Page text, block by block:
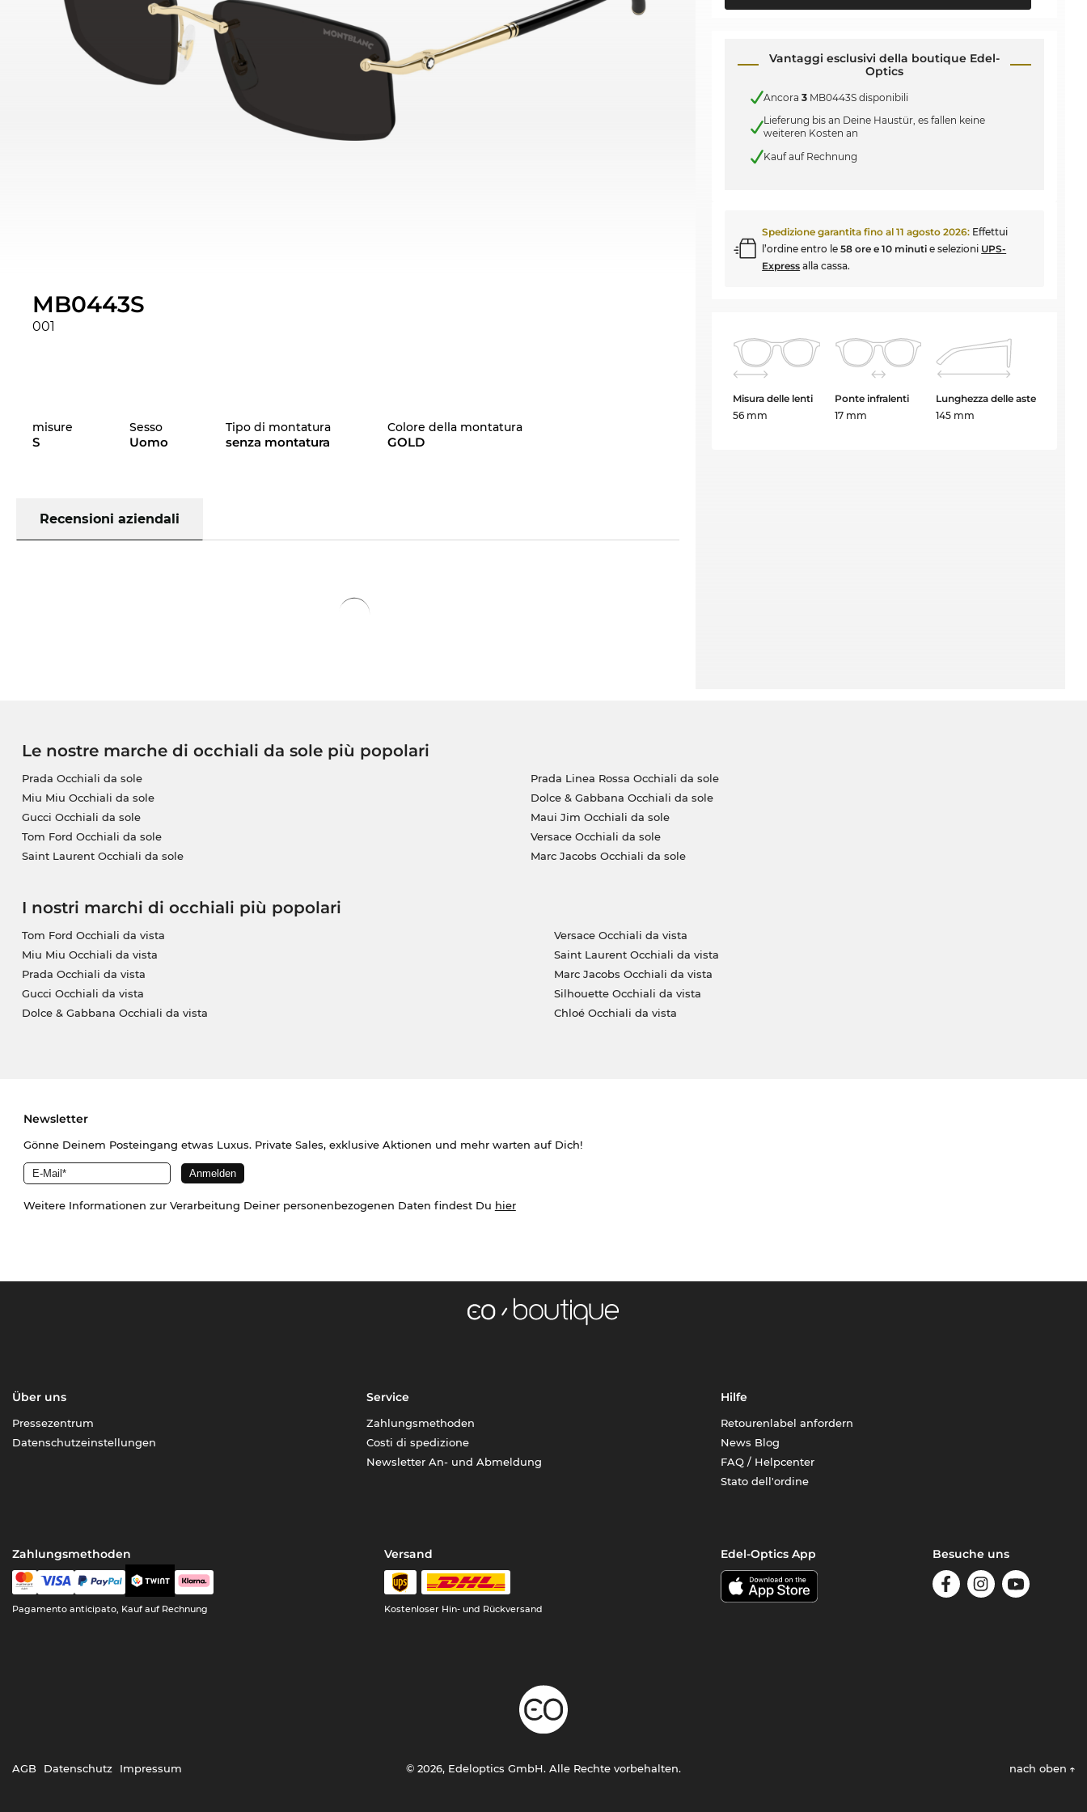
MB0443S
001
misure
S
Sesso
Uomo
Tipo di montatura
senza montatura
Colore della montatura
GOLD
Recensioni aziendali
Vantaggi esclusivi della boutique Edel-
Optics
Ancora3 MB0443S disponibili
Lieferung bis an Deine Haustür, es fallen keine
weiteren Kosten an
Kauf auf Rechnung
Spedizione garantita fino al11 agosto 2026: Effettui
l’ordine entro le58 ore e 10 minuti e selezioni UPS-
Express alla cassa.
Misura delle lenti
56 mm
Ponte infralenti
17 mm
Lunghezza delle aste
145 mm
Le nostre marche di occhiali da sole più popolari
Prada Occhiali da sole
Miu Miu Occhiali da sole
Gucci Occhiali da sole
Tom Ford Occhiali da sole
Saint Laurent Occhiali da sole
Prada Linea Rossa Occhiali da sole
Dolce & Gabbana Occhiali da sole
Maui Jim Occhiali da sole
Versace Occhiali da sole
Marc Jacobs Occhiali da sole
I nostri marchi di occhiali più popolari
Tom Ford Occhiali da vista
Miu Miu Occhiali da vista
Prada Occhiali da vista
Gucci Occhiali da vista
Dolce & Gabbana Occhiali da vista
Versace Occhiali da vista
Saint Laurent Occhiali da vista
Marc Jacobs Occhiali da vista
Silhouette Occhiali da vista
Chloé Occhiali da vista
Newsletter
Gönne Deinem Posteingang etwas Luxus. Private Sales, exklusive Aktionen und mehr warten auf Dich!
Weitere Informationen zur Verarbeitung Deiner personenbezogenen Daten findest Du hier
Über uns
Pressezentrum
Datenschutzeinstellungen
Service
Zahlungsmethoden
Costi di spedizione
Newsletter An- und Abmeldung
Hilfe
Retourenlabel anfordern
News Blog
FAQ / Helpcenter
Stato dell'ordine
Zahlungsmethoden
Pagamento anticipato, Kauf auf Rechnung
Versand
Kostenloser Hin- und Rückversand
Edel-Optics App Besuche uns
AGB Datenschutz Impressum © 2026, Edeloptics GmbH. Alle Rechte vorbehalten. nach oben